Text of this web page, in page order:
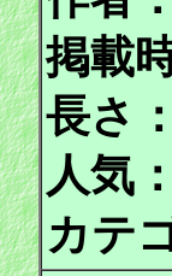
掲載
長さ：
人気：
カテ